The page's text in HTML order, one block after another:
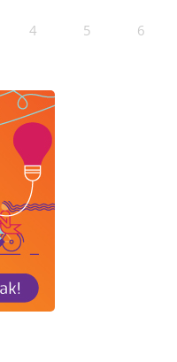
4 5 6